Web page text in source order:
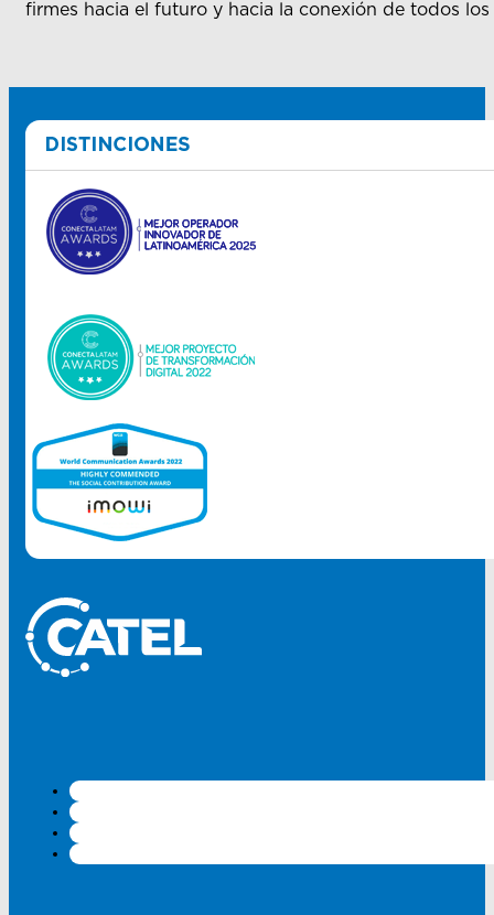
firmes hacia el futuro y hacia la conexión de todos los